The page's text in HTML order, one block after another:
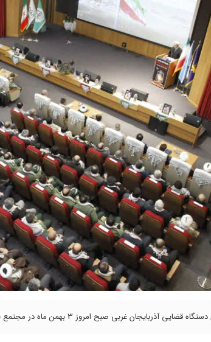
صبح امروز 3 بهمن ماه در مجتمع بوتراب شهرستان خوی با شکوه خاصی برگزار شد.